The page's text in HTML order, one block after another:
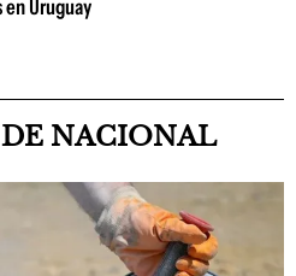
Uruguay
NACIONAL